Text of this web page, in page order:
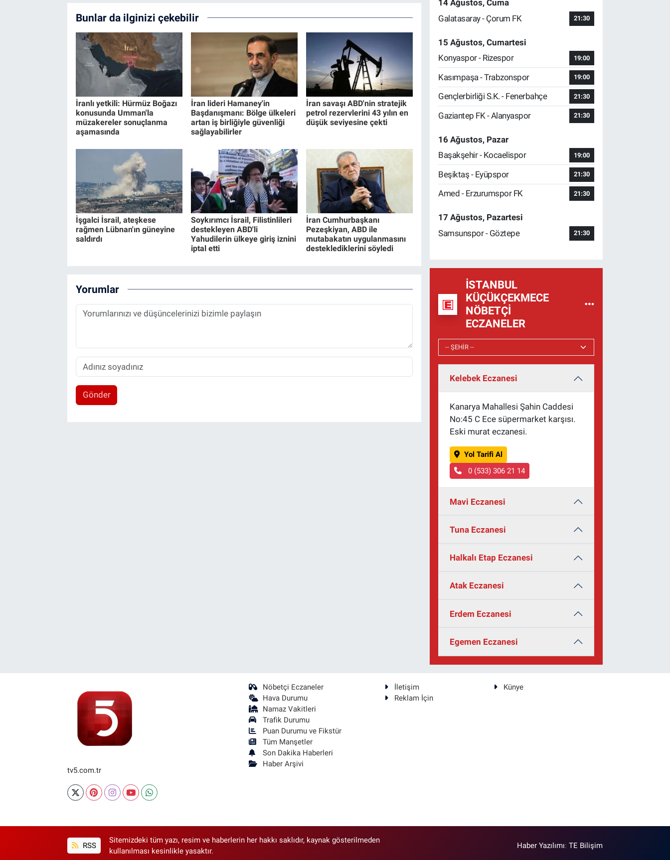
Bunlar da ilginizi çekebilir
İranlı yetkili: Hürmüz Boğazı
konusunda Umman'la
müzakereler sonuçlanma
aşamasında
İran lideri Hamaney'in
Başdanışmanı: Bölge ülkeleri
artan iş birliğiyle güvenliği
sağlayabilirler
İran savaşı ABD'nin stratejik
petrol rezervlerini 43 yılın en
düşük seviyesine çekti
İşgalci İsrail, ateşkese
rağmen Lübnan'ın güneyine
saldırdı
Soykırımcı İsrail, Filistinlileri
destekleyen ABD'li
Yahudilerin ülkeye giriş iznini
iptal etti
İran Cumhurbaşkanı
Pezeşkiyan, ABD ile
mutabakatın uygulanmasını
desteklediklerini söyledi
Yorumlar
Gönder
14 Ağustos, Cuma
Galatasaray - Çorum FK
21:30
15 Ağustos, Cumartesi
Konyaspor - Rizespor
19:00
Kasımpaşa - Trabzonspor 19:00
Gençlerbirliği S.K. - Fenerbahçe 21:30
Gaziantep FK - Alanyaspor 21:30
16 Ağustos, Pazar
Başakşehir - Kocaelispor
19:00
Beşiktaş - Eyüpspor 21:30
Amed - Erzurumspor FK 21:30
17 Ağustos, Pazartesi
Samsunspor - Göztepe
21:30
İSTANBUL
KÜÇÜKÇEKMECE
NÖBETÇI
ECZANELER
Kelebek Eczanesi
Kanarya Mahallesi Şahin Caddesi
No:45 C Ece süpermarket karşısı.
Eski murat eczanesi.
Yol Tarifi Al
0 (533) 306 21 14
Mavi Eczanesi
Tuna Eczanesi
Halkalı Etap Eczanesi
Atak Eczanesi
Erdem Eczanesi
Egemen Eczanesi
tv5.com.tr
Nöbetçi Eczaneler
Hava Durumu
Namaz Vakitleri
Trafik Durumu
Puan Durumu ve Fikstür
Tüm Manşetler
Son Dakika Haberleri
Haber Arşivi
İletişim
Künye
Reklam İçin
RSS
Sitemizdeki tüm yazı, resim ve haberlerin her hakkı saklıdır, kaynak gösterilmeden
kullanılması kesinlikle yasaktır.
Haber Yazılımı:TE Bilişim